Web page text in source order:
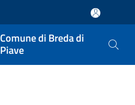
Comune di Breda di
Piave